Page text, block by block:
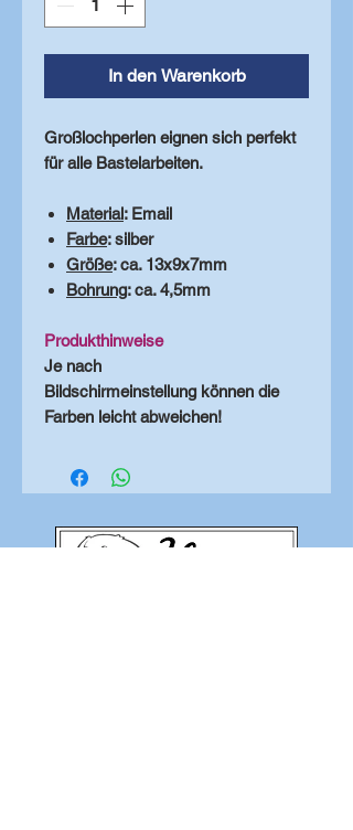
In den Warenkorb
Großlochperlen eignen sich perfekt
für alle Bastelarbeiten.
Material: Email
Farbe: silber
Größe: ca. 13x9x7mm
Bohrung: ca. 4,5mm
Produkthinweise
Je nach
Bildschirmeinstellung können die
Farben leicht abweichen!